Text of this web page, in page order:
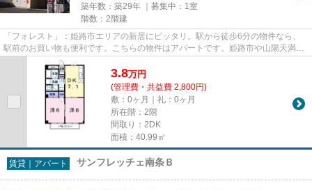
築年数：築29年 ｜募集中： 1室
階数：2階建
「フォレスト」：姫路市エリアの新居にピッタリ。駅から徒歩6分の物件なら、
駅前のお買い物も便利です。こちらの物件はアパートです。姫路市や山陽天満付
近のことなら、当社までお気軽...
3.8万円
(管理費・共益費 2,800円)
敷：0ヶ月｜礼：0ヶ月
所在階：2階
間取り：2DK
面積：40.99㎡
賃貸｜アパート サンフレッチェ南条Ｂ